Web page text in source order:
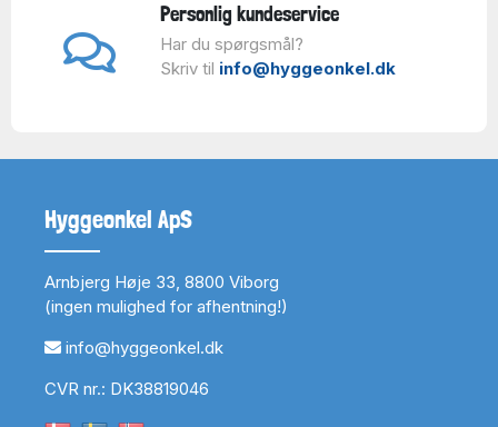
Personlig kundeservice
Har du spørgsmål?
Skriv til info@hyggeonkel.dk
Hyggeonkel ApS
Arnbjerg Høje 33, 8800 Viborg
(ingen mulighed for afhentning!)
info@hyggeonkel.dk
CVR nr.: DK38819046